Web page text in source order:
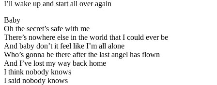
I’ll wake up and start all over again
Baby
Oh the secret’s safe with me
There’s nowhere else in the world that I could ever be
And baby don’t it feel like I’m all alone
Who’s gonna be there after the last angel has flown
And I’ve lost my way back home
I think nobody knows
I said nobody knows